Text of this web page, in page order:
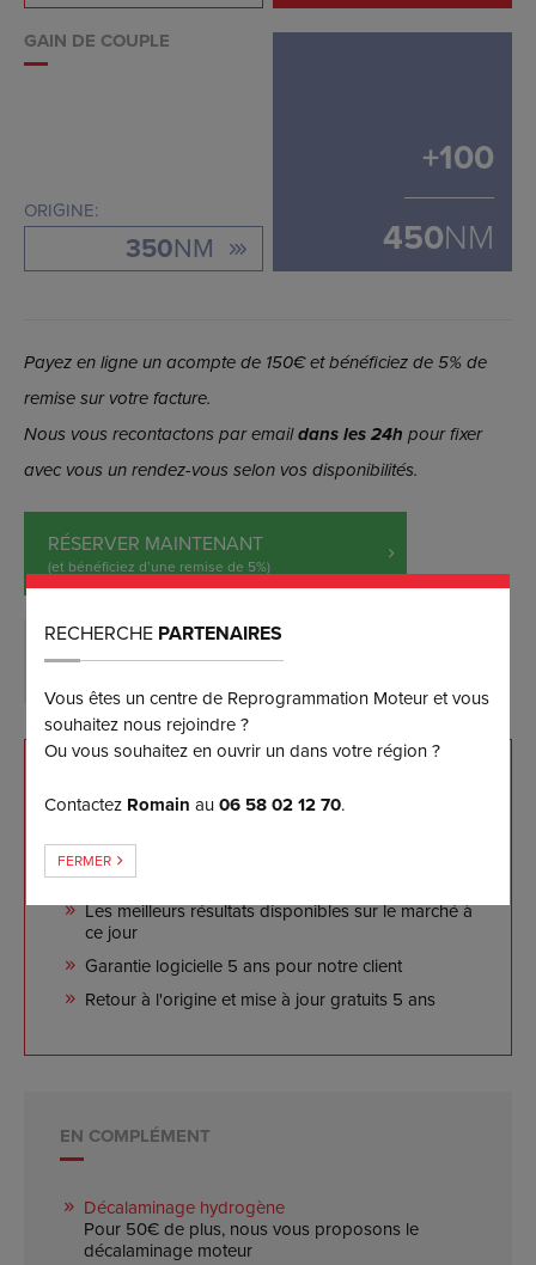
GAIN DE COUPLE
ORIGINE:
350NM
+100
450NM
Payez en ligne un acompte de 150€ et bénéficiez de 5% de
remise sur votre facture.
Nous vous recontactons par emaildans les 24h pour fixer
avec vous un rendez-vous selon vos disponibilités.
RÉSERVER MAINTENANT
(et bénéficiez d’une remise de 5%)
DEMANDER PLUS D’INFORMATIONS
Reprogrammation sur mesure effectuée sur banc
de puissance
Les meilleurs résultats disponibles sur le marché à
ce jour
Garantie logicielle 5 ans pour notre client
Retour à l'origine et mise à jour gratuits 5 ans
EN COMPLÉMENT
Décalaminage hydrogène
Pour 50€ de plus, nous vous proposons le
décalaminage moteur
RECHERCHE PARTENAIRES
Vous êtes un centre de Reprogrammation Moteur et vous
souhaitez nous rejoindre ?
Ou vous souhaitez en ouvrir un dans votre région ?
Contactez Romain au06 58 02 12 70.
FERMER